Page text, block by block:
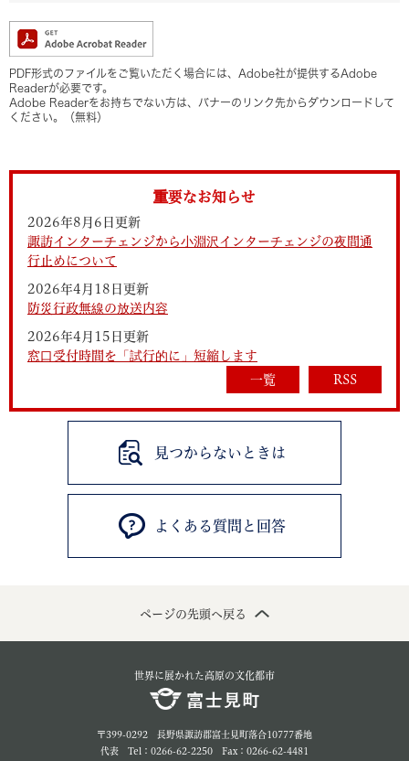
PDF形式のファイルをご覧いただく場合には、Adobe社が提供するAdobe
Readerが必要です。
Adobe Readerをお持ちでない方は、バナーのリンク先からダウンロードして
ください。（無料）
重要なお知らせ
2026年8月6日更新
諏訪インターチェンジから小淵沢インターチェンジの夜間通
行止めについて
2026年4月18日更新
防災行政無線の放送内容
2026年4月15日更新
窓口受付時間を「試行的に」短縮します
一覧
RSS
見つからないときは
よくある質問と回答
ページの先頭へ戻る
世界に展かれた高原の文化都市
〒399-0292 長野県諏訪郡富士見町落合10777番地
代表 Tel：0266-62-2250 Fax：0266-62-4481